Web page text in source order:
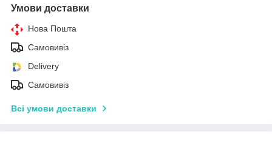
Умови доставки
Нова Пошта
Самовивіз
Delivery
Самовивіз
Всі умови доставки